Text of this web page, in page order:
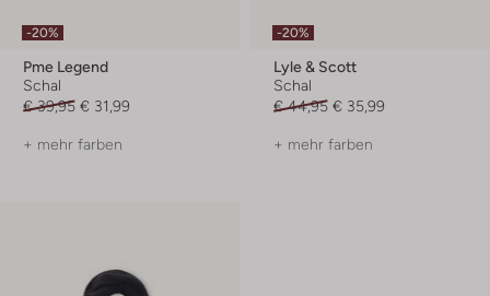
-20%
Pme Legend
Schal
€ 39,95 € 31,99
+ mehr farben
-20%
Lyle & Scott
Schal
€ 44,95 € 35,99
+ mehr farben